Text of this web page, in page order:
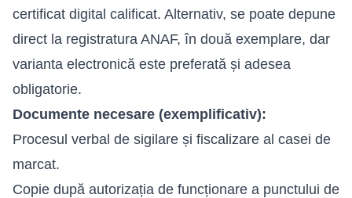
certificat digital calificat. Alternativ, se poate depune
direct la registratura ANAF, în două exemplare, dar
varianta electronică este preferată și adesea
obligatorie.
Documente necesare (exemplificativ):
Procesul verbal de sigilare și fiscalizare al casei de
marcat.
Copie după autorizația de funcționare a punctului de